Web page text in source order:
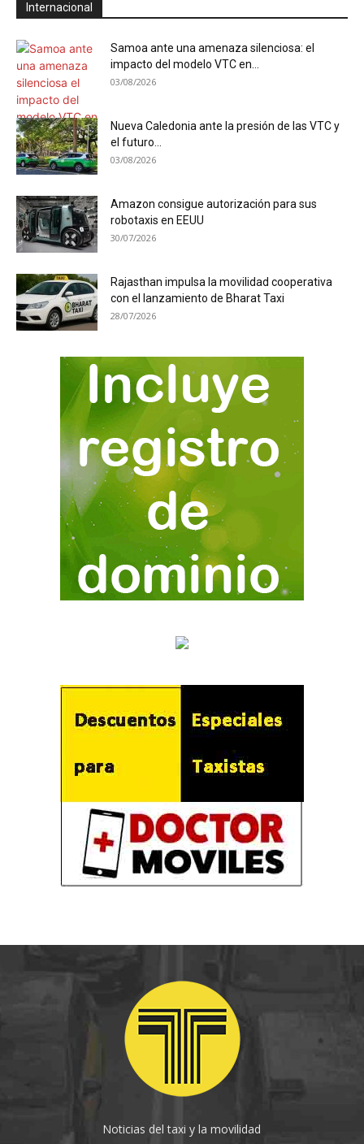
Internacional
Samoa ante una amenaza silenciosa: el
impacto del modelo VTC en...
03/08/2026
Nueva Caledonia ante la presión de las VTC y
el futuro...
03/08/2026
Amazon consigue autorización para sus
robotaxis en EEUU
30/07/2026
Rajasthan impulsa la movilidad cooperativa
con el lanzamiento de Bharat Taxi
28/07/2026
Noticias del taxi y la movilidad